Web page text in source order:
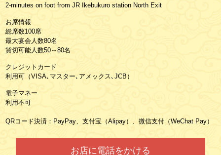
2-minutes on foot from JR Ikebukuro station North Exit
お席情報
総席数100席
最大宴会人数80名
貸切可能人数50～80名
クレジットカード
利用可（VISA､マスター､アメックス､JCB）
電子マネー
利用不可
QRコード決済：PayPay、支付宝（Alipay）、微信支付（WeChat Pay）
お店に電話をかける